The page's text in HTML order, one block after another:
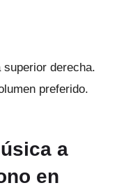
superior derecha.
preferido.
a
en